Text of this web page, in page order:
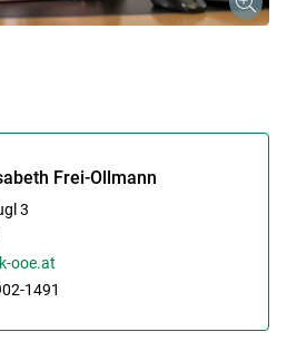
Frei-Ollmann
3
ooe.at
1491